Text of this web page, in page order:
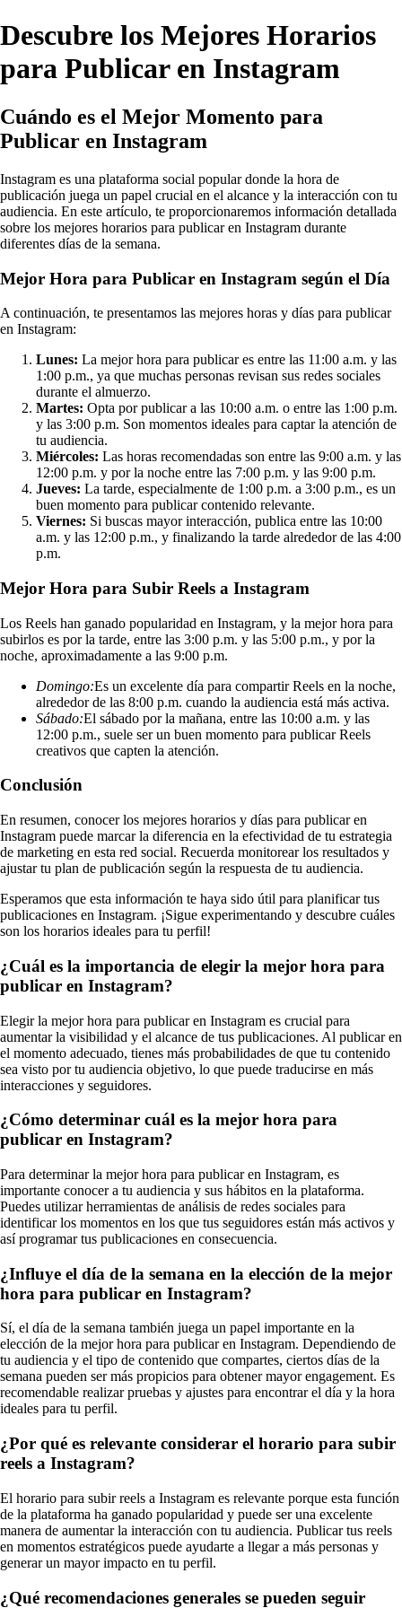
Descubre los Mejores Horarios
para Publicar en Instagram
Cuándo es el Mejor Momento para
Publicar en Instagram
Instagram es una plataforma social popular donde la hora de
publicación juega un papel crucial en el alcance y la interacción con tu
audiencia. En este artículo, te proporcionaremos información detallada
sobre los mejores horarios para publicar en Instagram durante
diferentes días de la semana.
Mejor Hora para Publicar en Instagram según el Día
A continuación, te presentamos las mejores horas y días para publicar
en Instagram:
Lunes: La mejor hora para publicar es entre las 11:00 a.m. y las
1:00 p.m., ya que muchas personas revisan sus redes sociales
durante el almuerzo.
Martes: Opta por publicar a las 10:00 a.m. o entre las 1:00 p.m.
y las 3:00 p.m. Son momentos ideales para captar la atención de
tu audiencia.
Miércoles: Las horas recomendadas son entre las 9:00 a.m. y las
12:00 p.m. y por la noche entre las 7:00 p.m. y las 9:00 p.m.
Jueves: La tarde, especialmente de 1:00 p.m. a 3:00 p.m., es un
buen momento para publicar contenido relevante.
Viernes: Si buscas mayor interacción, publica entre las 10:00
a.m. y las 12:00 p.m., y finalizando la tarde alrededor de las 4:00
p.m.
Mejor Hora para Subir Reels a Instagram
Los Reels han ganado popularidad en Instagram, y la mejor hora para
subirlos es por la tarde, entre las 3:00 p.m. y las 5:00 p.m., y por la
noche, aproximadamente a las 9:00 p.m.
Domingo:Es un excelente día para compartir Reels en la noche,
alrededor de las 8:00 p.m. cuando la audiencia está más activa.
Sábado:El sábado por la mañana, entre las 10:00 a.m. y las
12:00 p.m., suele ser un buen momento para publicar Reels
creativos que capten la atención.
Conclusión
En resumen, conocer los mejores horarios y días para publicar en
Instagram puede marcar la diferencia en la efectividad de tu estrategia
de marketing en esta red social. Recuerda monitorear los resultados y
ajustar tu plan de publicación según la respuesta de tu audiencia.
Esperamos que esta información te haya sido útil para planificar tus
publicaciones en Instagram. ¡Sigue experimentando y descubre cuáles
son los horarios ideales para tu perfil!
¿Cuál es la importancia de elegir la mejor hora para
publicar en Instagram?
Elegir la mejor hora para publicar en Instagram es crucial para
aumentar la visibilidad y el alcance de tus publicaciones. Al publicar en
el momento adecuado, tienes más probabilidades de que tu contenido
sea visto por tu audiencia objetivo, lo que puede traducirse en más
interacciones y seguidores.
¿Cómo determinar cuál es la mejor hora para
publicar en Instagram?
Para determinar la mejor hora para publicar en Instagram, es
importante conocer a tu audiencia y sus hábitos en la plataforma.
Puedes utilizar herramientas de análisis de redes sociales para
identificar los momentos en los que tus seguidores están más activos y
así programar tus publicaciones en consecuencia.
¿Influye el día de la semana en la elección de la mejor
hora para publicar en Instagram?
Sí, el día de la semana también juega un papel importante en la
elección de la mejor hora para publicar en Instagram. Dependiendo de
tu audiencia y el tipo de contenido que compartes, ciertos días de la
semana pueden ser más propicios para obtener mayor engagement. Es
recomendable realizar pruebas y ajustes para encontrar el día y la hora
ideales para tu perfil.
¿Por qué es relevante considerar el horario para subir
reels a Instagram?
El horario para subir reels a Instagram es relevante porque esta función
de la plataforma ha ganado popularidad y puede ser una excelente
manera de aumentar la interacción con tu audiencia. Publicar tus reels
en momentos estratégicos puede ayudarte a llegar a más personas y
generar un mayor impacto en tu perfil.
¿Qué recomendaciones generales se pueden seguir